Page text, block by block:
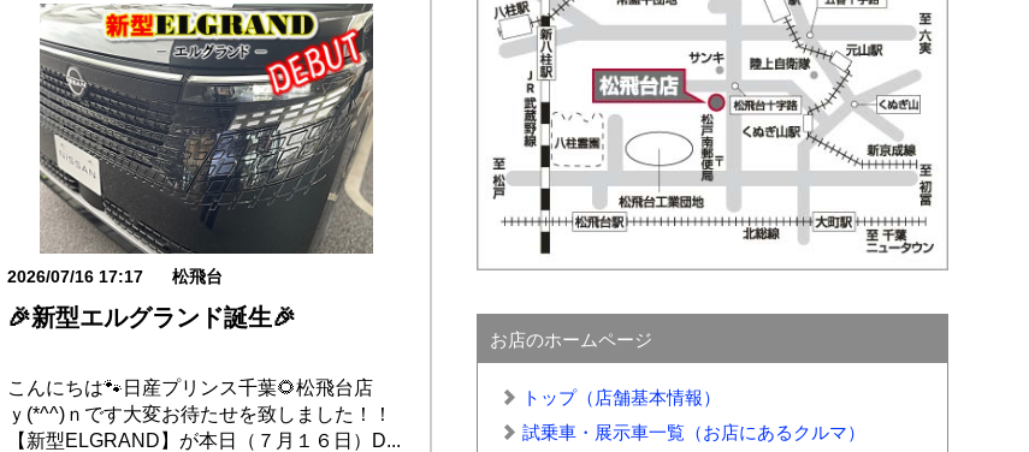
2026/07/16 17:17 松飛台
🎉新型エルグランド誕生🎉
こんにちは🐾日産プリンス千葉🌻松飛台店
ｙ(*^^)ｎです大変お待たせを致しました！！
【新型ELGRAND】が本日（７月１６日）D...
お店のホームページ
トップ（店舗基本情報）
試乗車・展示車一覧（お店にあるクルマ）